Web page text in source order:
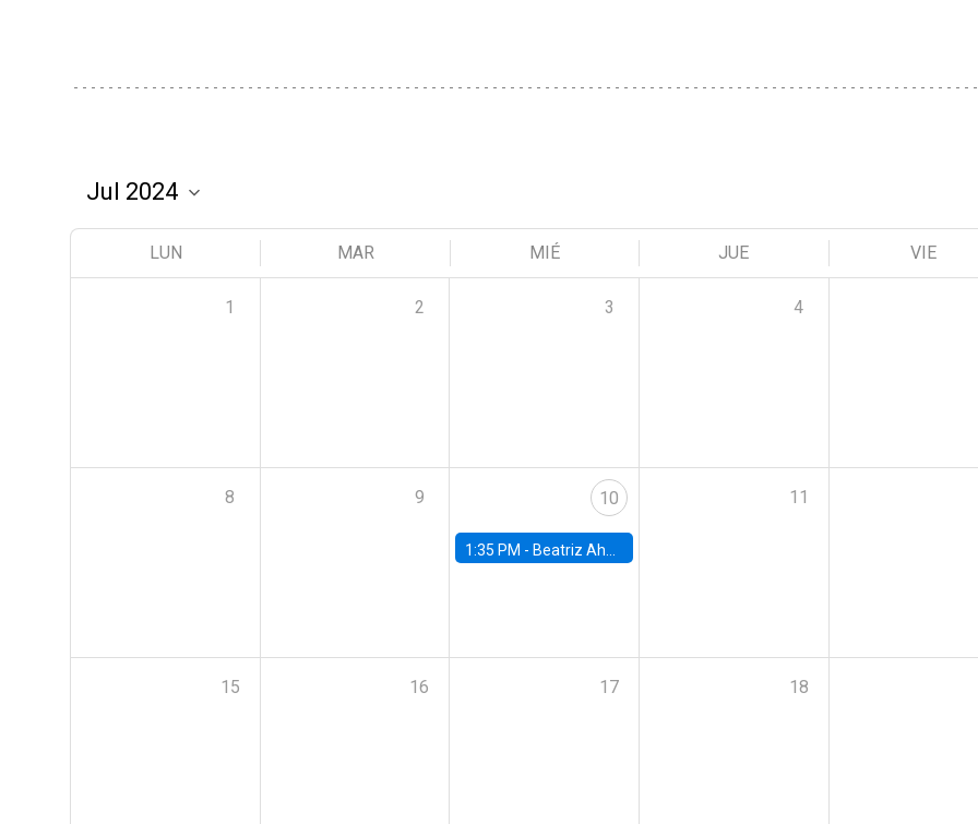
LUN MAR MIÉ JUE VIE
1 2 3 4
8 9 10
1:35 PM - Beatriz Ahumada, PhD candidate, Universidad de Pittsburgh
11
15 16 17 18